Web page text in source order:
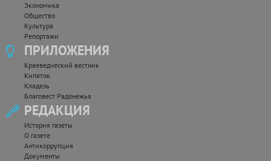
Экономика
Общество
Культура
Репортажи
ПРИЛОЖЕНИЯ
Краеведческий вестник
Кипяток
Кладезь
Благовест Радонежья
РЕДАКЦИЯ
История газеты
О газете
Антикоррупция
Документы